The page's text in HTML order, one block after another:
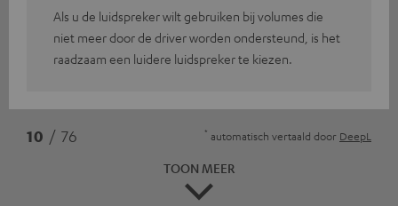
Als u de luidspreker wilt gebruiken bij volumes die
niet meer door de driver worden ondersteund, is het
raadzaam een luidere luidspreker te kiezen.
10 / 76 * automatisch vertaald door DeepL
TOON MEER